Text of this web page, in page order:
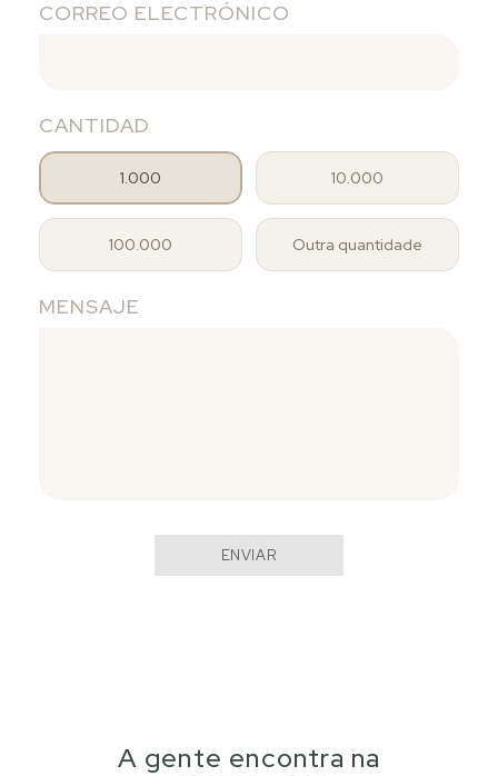
CORREO ELECTRÓNICO
CANTIDAD
1.000 10.000
100.000 Outra quantidade
MENSAJE
ENVIAR
A gente encontra na